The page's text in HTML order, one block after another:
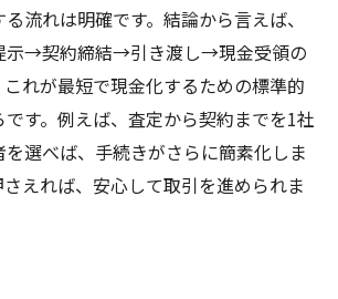
体験談で悪質業者を回避するコツ
金化できる売却方法とは
空き家を不動産売却で即現金化す
不動産売却が選ばれる理由を解説
流れは明確です。結論から言えば、
示→契約締結→引き渡し→現金受領の
れが最短で現金化するための標準的
す。例えば、査定から契約までを1社
選べば、手続きがさらに簡素化しま
えれば、安心して取引を進められま